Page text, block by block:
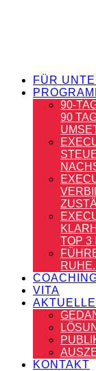
FÜR
90-
90
TOP 3
VITA
KONTAKT